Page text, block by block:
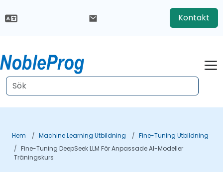
Kontakt
Hem Machine Learning Utbildning
Fine-Tuning Utbildning
Fine-Tuning DeepSeek LLM För Anpassade AI-Modeller
Träningskurs